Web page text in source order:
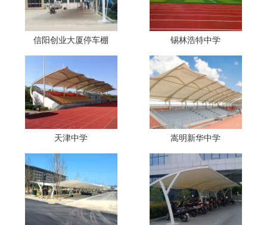
信阳创业大厦停车棚 锡林浩特中学
天津中学 嵩明新华中学